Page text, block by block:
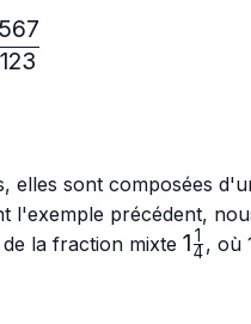
123
567
elles sont composées
l'exemple précédent,
la fraction mixte 14
1 , où